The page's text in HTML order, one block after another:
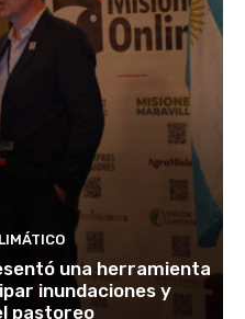
una herramienta
inundaciones y
pastoreo